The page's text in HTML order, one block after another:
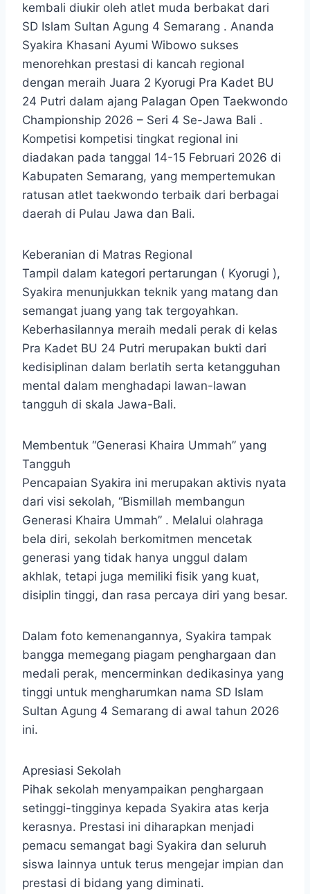
kembali diukir oleh atlet muda berbakat dari
SD Islam Sultan Agung 4 Semarang . Ananda
Syakira Khasani Ayumi Wibowo sukses
menorehkan prestasi di kancah regional
dengan meraih Juara 2 Kyorugi Pra Kadet BU
24 Putri dalam ajang Palagan Open Taekwondo
Championship 2026 – Seri 4 Se-Jawa Bali .
Kompetisi kompetisi tingkat regional ini
diadakan pada tanggal 14-15 Februari 2026 di
Kabupaten Semarang, yang mempertemukan
ratusan atlet taekwondo terbaik dari berbagai
daerah di Pulau Jawa dan Bali.
Keberanian di Matras Regional
Tampil dalam kategori pertarungan ( Kyorugi ),
Syakira menunjukkan teknik yang matang dan
semangat juang yang tak tergoyahkan.
Keberhasilannya meraih medali perak di kelas
Pra Kadet BU 24 Putri merupakan bukti dari
kedisiplinan dalam berlatih serta ketangguhan
mental dalam menghadapi lawan-lawan
tangguh di skala Jawa-Bali.
Membentuk “Generasi Khaira Ummah” yang
Tangguh
Pencapaian Syakira ini merupakan aktivis nyata
dari visi sekolah, “Bismillah membangun
Generasi Khaira Ummah” . Melalui olahraga
bela diri, sekolah berkomitmen mencetak
generasi yang tidak hanya unggul dalam
akhlak, tetapi juga memiliki fisik yang kuat,
disiplin tinggi, dan rasa percaya diri yang besar.
Dalam foto kemenangannya, Syakira tampak
bangga memegang piagam penghargaan dan
medali perak, mencerminkan dedikasinya yang
tinggi untuk mengharumkan nama SD Islam
Sultan Agung 4 Semarang di awal tahun 2026
ini.
Apresiasi Sekolah
Pihak sekolah menyampaikan penghargaan
setinggi-tingginya kepada Syakira atas kerja
kerasnya. Prestasi ini diharapkan menjadi
pemacu semangat bagi Syakira dan seluruh
siswa lainnya untuk terus mengejar impian dan
prestasi di bidang yang diminati.